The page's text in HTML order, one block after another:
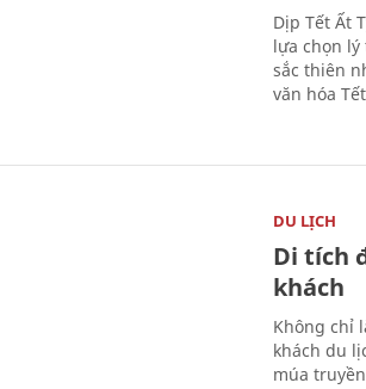
Dịp Tết Ất
lựa chọn
sắc thiên
văn hóa
DU LỊCH
Di tích
khách
Không chỉ
khách du
múa